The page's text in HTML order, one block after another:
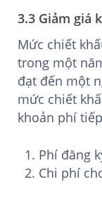
3.3 Giảm giá
Mức chiết
trong một
đạt đến một
mức chiết
khoản phí
Phí đăng
Chi phí